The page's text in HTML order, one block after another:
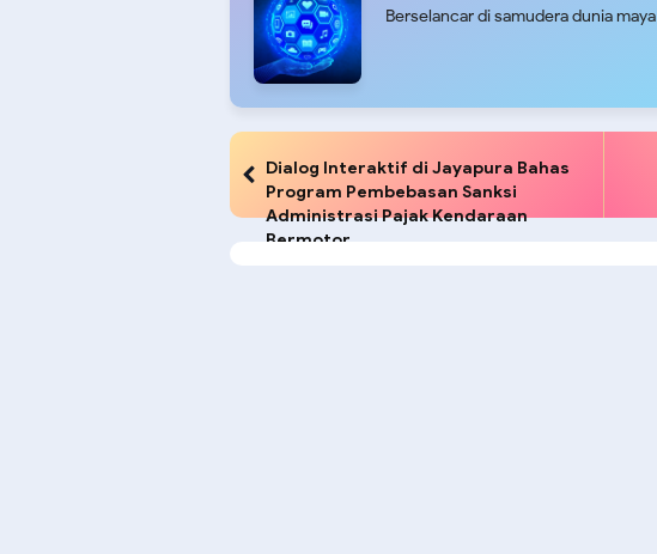
Berselancar di samudera dunia maya
Dialog Interaktif di Jayapura Bahas
Program Pembebasan Sanksi
Administrasi Pajak Kendaraan
Bermotor